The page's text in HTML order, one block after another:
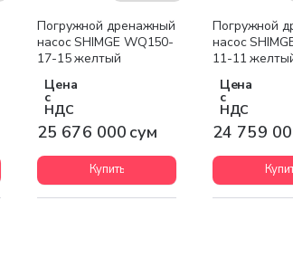
Бесплатная доставка
Погружной дренажный
насос SHIMGE WQ150-
17-15 желтый
Цена
с
НДС
25 676 000 сум
Купить
Бесплатная
Погружной
насос
11-11
Цена
с
НДС
24 759